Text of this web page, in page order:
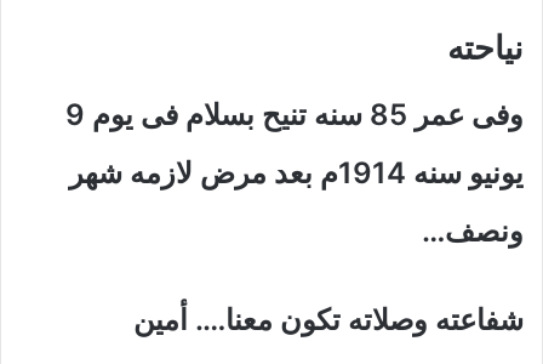
نياحته
وفى عمر 85 سنه تنيح بسلام فى يوم 9
يونيو سنه 1914م بعد مرض لازمه شهر
ونصف…
شفاعته وصلاته تكون معنا…. أمين